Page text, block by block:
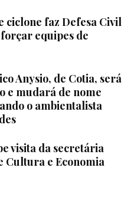
ciclone faz Defesa Civil
equipes de
Anysio, de Cotia, será
e mudará de nome
o ambientalista
visita da secretária
Cultura e Economia